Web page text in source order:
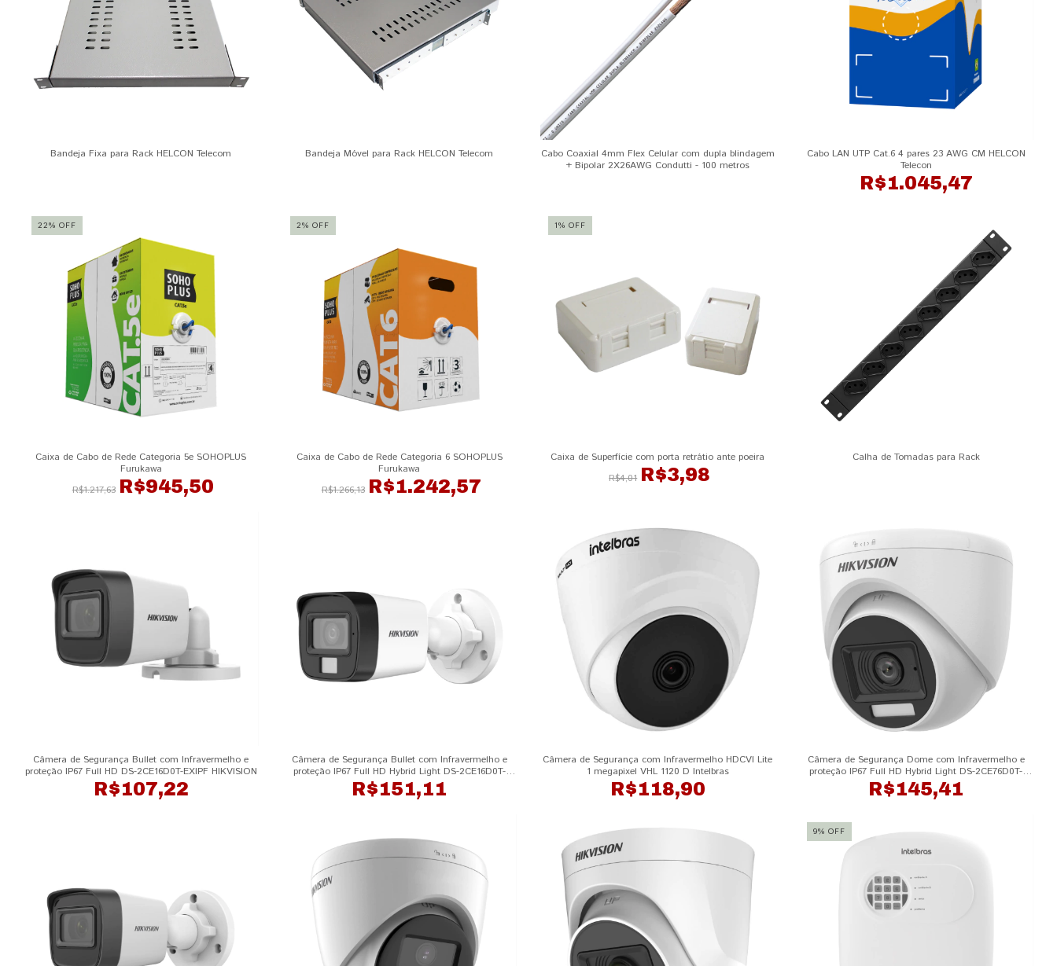
Bandeja Fixa para Rack HELCON Telecom Bandeja Móvel para Rack HELCON Telecom
Cabo Coaxial 4mm Flex Celular com dupla blindagem
+ Bipolar 2X26AWG Condutti - 100 metros
Cabo LAN UTP Cat.6 4 pares 23 AWG CM HELCON
Telecon
R$1.045,47
22% OFF
Caixa de Cabo de Rede Categoria 5e SOHOPLUS
Furukawa
R$1.217,63 R$945,50
2% OFF
Caixa de Cabo de Rede Categoria 6 SOHOPLUS
Furukawa
R$1.266,13 R$1.242,57
1% OFF
Caixa de Superfície com porta retrátio ante poeira
R$4,01 R$3,98
Calha de Tomadas para Rack
Câmera de Segurança Bullet com Infravermelho e
proteção IP67 Full HD DS-2CE16D0T-EXIPF HIKVISION
R$107,22
Câmera de Segurança Bullet com Infravermelho e
proteção IP67 Full HD Hybrid Light DS-2CE16D0T-
EXLPF HIKVISION
R$151,11
Câmera de Segurança com Infravermelho HDCVI Lite
1 megapixel VHL 1120 D Intelbras
R$118,90
Câmera de Segurança Dome com Infravermelho e
proteção IP67 Full HD Hybrid Light DS-2CE76D0T-
EXLPF HIKVISION
R$145,41
9% OFF